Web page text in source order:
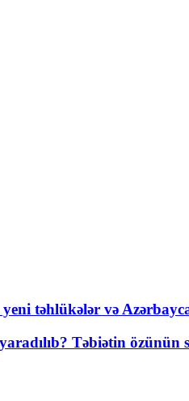
təhlükələr və
Təbiətin özünün